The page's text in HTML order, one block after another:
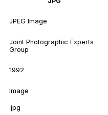
JPEG Image
Joint Photographic Experts
Group
1992
Image
.jpg